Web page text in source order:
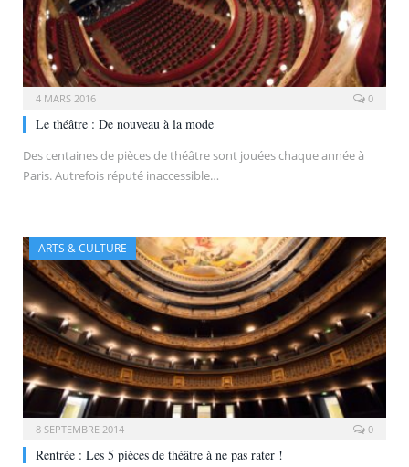
4 MARS 2016 0
Le théâtre : De nouveau à la mode
Des centaines de pièces de théâtre sont jouées chaque année à
Paris. Autrefois réputé inaccessible…
ARTS & CULTURE
8 SEPTEMBRE 2014 0
Rentrée : Les 5 pièces de théâtre à ne pas rater !